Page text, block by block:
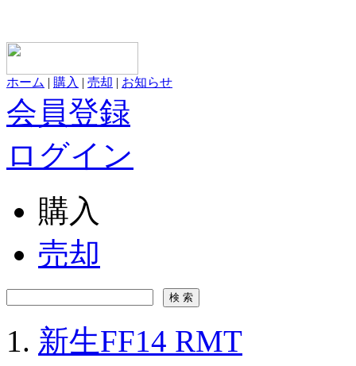
ホーム | 購入 | 売却 | お知らせ
会員登録
ログイン
購入
売却
新生FF14 RMT